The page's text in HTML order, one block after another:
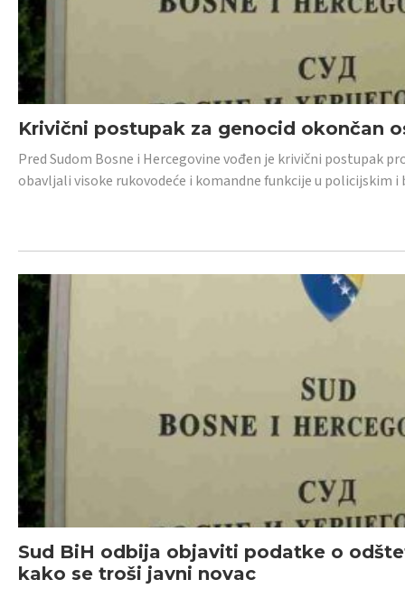
Krivični postupak za genocid okončan
Pred Sudom Bosne i Hercegovine vođen je krivični postupak
obavljali visoke rukovodeće i komandne funkcije u policijskim
Sud BiH odbija objaviti podatke o
kako se troši javni novac